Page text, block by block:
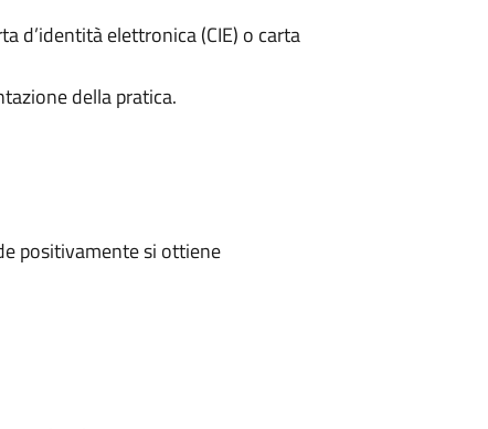
d’identità elettronica (CIE) o carta
della pratica.
positivamente si ottiene